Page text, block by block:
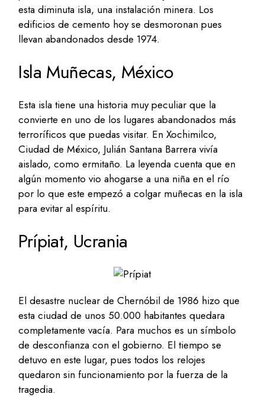
esta diminuta isla, una instalación minera. Los
edificios de cemento hoy se desmoronan pues
llevan abandonados desde 1974.
Isla Muñecas, México
Esta isla tiene una historia muy peculiar que la
convierte en uno de los lugares abandonados más
terroríficos que puedas visitar. En Xochimilco,
Ciudad de México, Julián Santana Barrera vivía
aislado, como ermitaño. La leyenda cuenta que en
algún momento vio ahogarse a una niña en el río
por lo que este empezó a colgar muñecas en la isla
para evitar al espíritu.
Prípiat, Ucrania
El desastre nuclear de Chernóbil de 1986 hizo que
esta ciudad de unos 50.000 habitantes quedara
completamente vacía. Para muchos es un símbolo
de desconfianza con el gobierno. El tiempo se
detuvo en este lugar, pues todos los relojes
quedaron sin funcionamiento por la fuerza de la
tragedia.